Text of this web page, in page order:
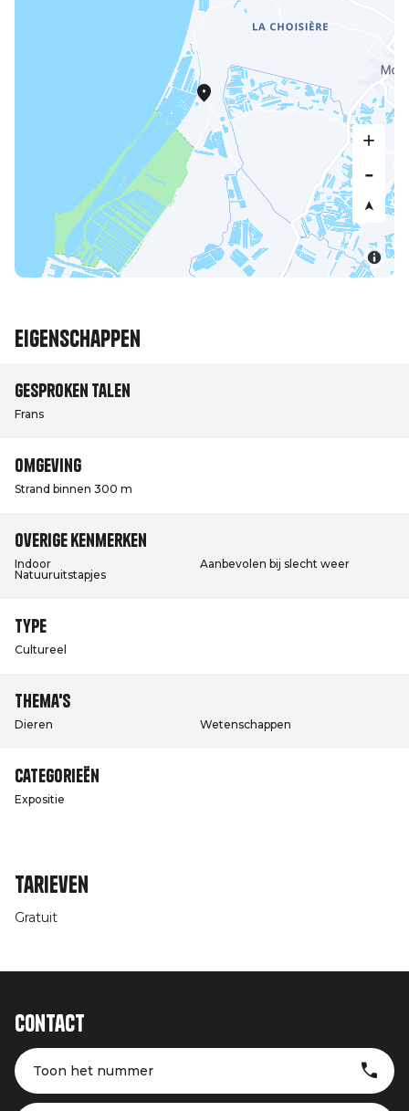
Eigenschappen
Gesproken talen
Frans
Omgeving
Strand binnen 300 m
Overige kenmerken
Indoor
Aanbevolen bij slecht weer
Natuuruitstapjes
Type
Cultureel
Thema's
Dieren Wetenschappen
Categorieën
Expositie
Tarieven
Gratuit
Contact
Toon het nummer